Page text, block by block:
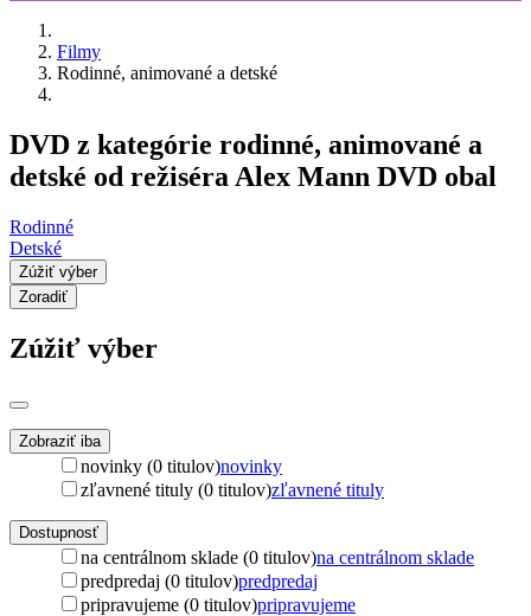
Filmy
Rodinné, animované a detské
DVD z kategórie rodinné, animované a
detské od režiséra Alex Mann DVD obal
Rodinné
Detské
Zúžiť výber
Zoradiť
Zúžiť výber
Zobraziť iba
novinky (0 titulov)novinky
zľavnené tituly (0 titulov)zľavnené tituly
Dostupnosť
na centrálnom sklade (0 titulov)na centrálnom sklade
predpredaj (0 titulov)predpredaj
pripravujeme (0 titulov)pripravujeme